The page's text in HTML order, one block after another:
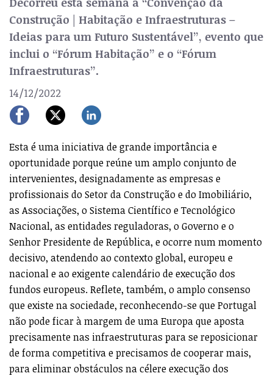
Construção | Habitação e Infraestruturas –
Ideias para um Futuro Sustentável”, evento que
inclui o “Fórum Habitação” e o “Fórum
Infraestruturas”.
14/12/2022
Esta é uma iniciativa de grande importância e
oportunidade porque reúne um amplo conjunto de
intervenientes, designadamente as empresas e
profissionais do Setor da Construção e do Imobiliário,
as Associações, o Sistema Científico e Tecnológico
Nacional, as entidades reguladoras, o Governo e o
Senhor Presidente de República, e ocorre num momento
decisivo, atendendo ao contexto global, europeu e
nacional e ao exigente calendário de execução dos
fundos europeus. Reflete, também, o amplo consenso
que existe na sociedade, reconhecendo-se que Portugal
não pode ficar à margem de uma Europa que aposta
precisamente nas infraestruturas para se reposicionar
de forma competitiva e precisamos de cooperar mais,
para eliminar obstáculos na célere execução dos